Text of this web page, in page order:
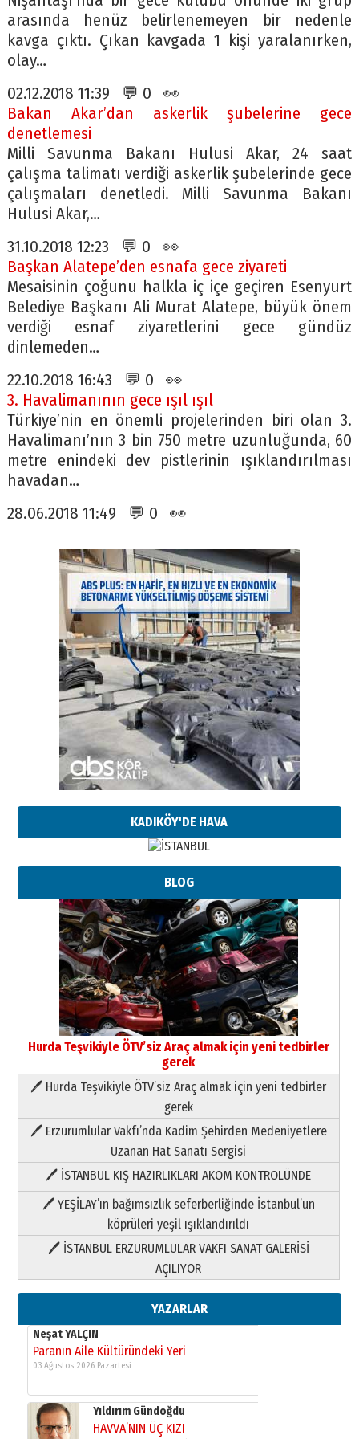
arasında henüz belirlenemeyen bir nedenle
kavga çıktı. Çıkan kavgada 1 kişi yaralanırken,
olay…
02.12.2018 11:39 💬 0 👀
Bakan Akar’dan askerlik şubelerine gece
denetlemesi
Milli Savunma Bakanı Hulusi Akar, 24 saat
çalışma talimatı verdiği askerlik şubelerinde gece
çalışmaları denetledi. Milli Savunma Bakanı
Hulusi Akar,…
31.10.2018 12:23 💬 0 👀
Başkan Alatepe’den esnafa gece ziyareti
Mesaisinin çoğunu halkla iç içe geçiren Esenyurt
Belediye Başkanı Ali Murat Alatepe, büyük önem
verdiği esnaf ziyaretlerini gece gündüz
dinlemeden…
22.10.2018 16:43 💬 0 👀
3. Havalimanının gece ışıl ışıl
Türkiye’nin en önemli projelerinden biri olan 3.
Havalimanı’nın 3 bin 750 metre uzunluğunda, 60
metre enindeki dev pistlerinin ışıklandırılması
havadan…
28.06.2018 11:49 💬 0 👀
KADIKÖY'DE HAVA
BLOG
Hurda Teşvikiyle ÖTV’siz Araç almak için yeni tedbirler
gerek
🖊 Hurda Teşvikiyle ÖTV’siz Araç almak için yeni tedbirler
gerek
🖊 Erzurumlular Vakfı’nda Kadim Şehirden Medeniyetlere
Uzanan Hat Sanatı Sergisi
🖊 İSTANBUL KIŞ HAZIRLIKLARI AKOM KONTROLÜNDE
🖊 YEŞİLAY’ın bağımsızlık seferberliğinde İstanbul’un
köprüleri yeşil ışıklandırıldı
🖊 İSTANBUL ERZURUMLULAR VAKFI SANAT GALERİSİ
AÇILIYOR
YAZARLAR
Paranın Aile Kültüründeki Yeri
03 Ağustos 2026 Pazartesi
Yıldırım Gündoğdu
HAVVA’NIN ÜÇ KIZI
09 Temmuz 2026 Perşembe
Yusuf POLAT
Şampiyonluk Sebahattin Şirin’e
11 Mayıs 2026 Pazartesi
Neşat YALÇIN
Paranın Aile Kültüründeki Yeri
03 Ağustos 2026 Pazartesi
Yıldırım Gündoğdu
HAVVA’NIN ÜÇ KIZI